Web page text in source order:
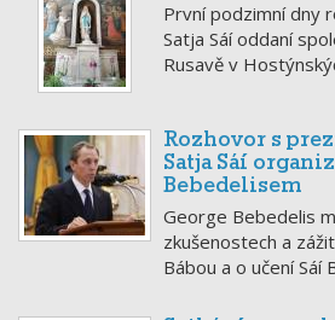
První podzimní dny
Satja Sáí oddaní
Rusavě v
Rozhovor s
Satja Sáí
Bebedelisem
George Bebedelis
zkušenostech a
Bábou a o učení Sáí